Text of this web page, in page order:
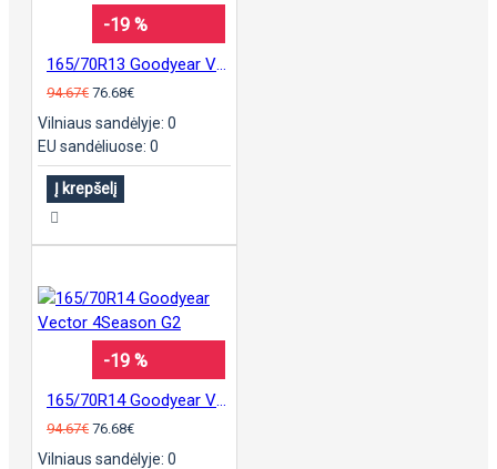
-19 %
94.67€ 76.68€
Vilniaus sandėlyje: 0
EU sandėliuose: 0
Į krepšelį
-19 %
94.67€ 76.68€
Vilniaus sandėlyje: 0